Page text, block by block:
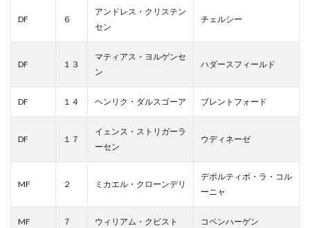
DF ６
アンドレス・クリステン
セン
チェルシー
DF １３
マティアス・ヨルゲンセ
ン
ハダースフィールド
DF １４ ヘンリク・ダルスゴーア ブレントフォード
DF １７
イェンス・ストリガーラ
ーセン
ウディネーゼ
MF ２ ミカエル・クローンデリ
デポルティボ・ラ・コル
ーニャ
MF ７ ウィリアム・クビスト コペンハーゲン